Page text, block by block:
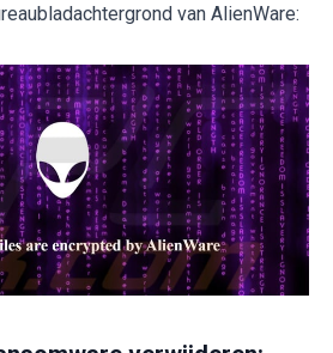
van AlienWare: